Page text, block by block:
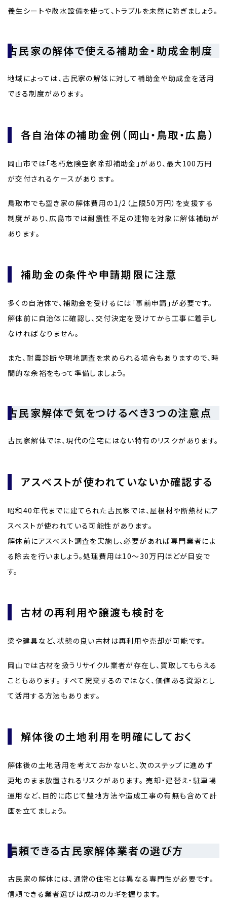
養生シートや散水設備を使って、トラブルを未然に防ぎましょう。
古民家の解体で使える補助金・助成金制度
地域によっては、古民家の解体に対して補助金や助成金を活用
できる制度があります。
各自治体の補助金例（岡山・鳥取・広島）
岡山市では「老朽危険空家除却補助金」があり、最大100万円
が交付されるケースがあります。
鳥取市でも空き家の解体費用の1/2（上限50万円）を支援する
制度があり、広島市では耐震性不足の建物を対象に解体補助が
あります。
補助金の条件や申請期限に注意
多くの自治体で、補助金を受けるには「事前申請」が必要です。
解体前に自治体に確認し、交付決定を受けてから工事に着手し
なければなりません。
また、耐震診断や現地調査を求められる場合もありますので、時
間的な余裕をもって準備しましょう。
古民家解体で気をつけるべき3つの注意点
古民家解体では、現代の住宅にはない特有のリスクがあります。
アスベストが使われていないか確認する
昭和40年代までに建てられた古民家では、屋根材や断熱材にア
スベストが使われている可能性があります。
解体前にアスベスト調査を実施し、必要があれば専門業者によ
る除去を行いましょう。処理費用は10〜30万円ほどが目安で
す。
古材の再利用や譲渡も検討を
梁や建具など、状態の良い古材は再利用や売却が可能です。
岡山では古材を扱うリサイクル業者が存在し、買取してもらえる
こともあります。 すべて廃棄するのではなく、価値ある資源とし
て活用する方法もあります。
解体後の土地利用を明確にしておく
解体後の土地活用を考えておかないと、次のステップに進めず
更地のまま放置されるリスクがあります。 売却・建替え・駐車場
運用など、目的に応じて整地方法や造成工事の有無も含めて計
画を立てましょう。
信頼できる古民家解体業者の選び方
古民家の解体には、通常の住宅とは異なる専門性が必要です。
信頼できる業者選びは成功のカギを握ります。